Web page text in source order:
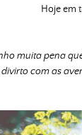
Hoje em
muita pena
divirto com as